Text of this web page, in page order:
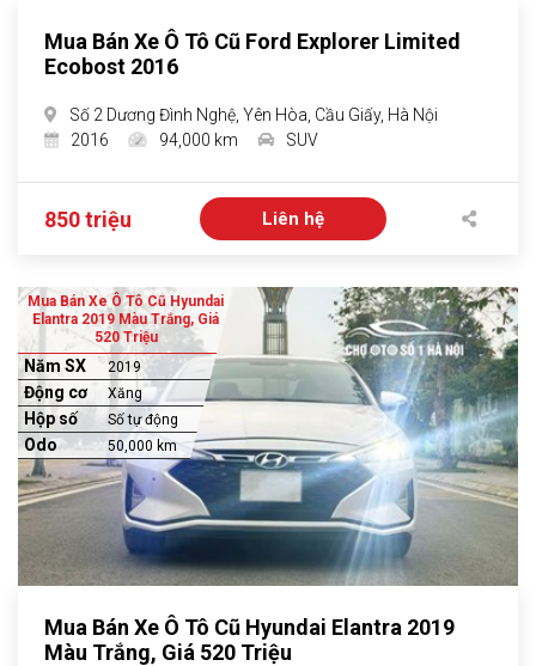
Mua Bán Xe Ô Tô Cũ Ford Explorer Limited
Ecobost 2016
Số 2 Dương Đình Nghệ, Yên Hòa, Cầu Giấy, Hà Nội
2016
94,000 km SUV
850 triệu Liên hệ
Mua Bán Xe Ô Tô Cũ Hyundai
Elantra 2019 Màu Trắng, Giá
520 Triệu
Năm SX 2019
Động cơ Xăng
Hộp số Số tự động
Odo 50,000 km
Mua Bán Xe Ô Tô Cũ Hyundai Elantra 2019
Màu Trắng, Giá 520 Triệu